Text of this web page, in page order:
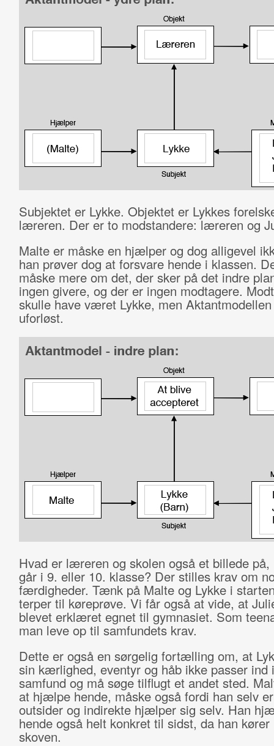
Subjektet er Lykke. Objektet er Lykkes
læreren. Der er to modstandere: læreren og
Malte er måske en hjælper og dog alligevel
han prøver dog at forsvare hende i klassen.
måske mere om det, der sker på det indre
ingen givere, og der er ingen modtagere.
skulle have været Lykke, men
uforløst.
Hvad er læreren og skolen også et billede på,
går i 9. eller 10. klasse? Der stilles krav om
færdigheder. Tænk på Malte og Lykke i
terper til køreprøve. Vi får også at vide, at
blevet erklæret egnet til gymnasiet. Som
man leve op til samfundets krav.
Dette er også en sørgelig fortælling om, at
sin kærlighed, eventyr og håb ikke passer ind
samfund og må søge tilflugt et andet sted.
at hjælpe hende, måske også fordi han selv
outsider og indirekte hjælper sig selv. Han
hende også helt konkret til sidst, da han kører
skoven.